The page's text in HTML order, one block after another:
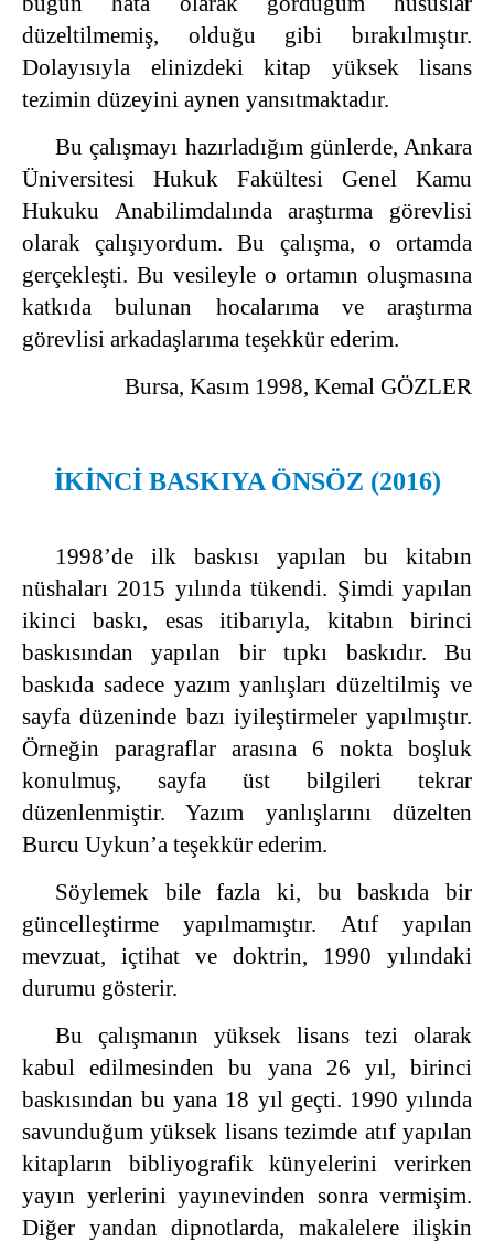
düzeltilmemiş, olduğu gibi bırakılmıştır.
Dolayısıyla elinizdeki kitap yüksek lisans
tezimin düzeyini aynen yansıtmaktadır.
Bu çalışmayı hazırladığım günlerde, Ankara
Üniversitesi Hukuk Fakültesi Genel Kamu
Hukuku Anabilimdalında araştırma görevlisi
olarak çalışıyordum. Bu çalışma, o ortamda
gerçekleşti. Bu vesileyle o ortamın oluşmasına
katkıda bulunan hocalarıma ve araştırma
görevlisi arkadaşlarıma teşekkür ederim.
Bursa, Kasım 1998, Kemal GÖZLER
İKİNCİ BASKIYA ÖNSÖZ (2016)
1998’de ilk baskısı yapılan bu kitabın
nüshaları 2015 yılında tükendi. Şimdi yapılan
ikinci baskı, esas itibarıyla, kitabın birinci
baskısından yapılan bir tıpkı baskıdır. Bu
baskıda sadece yazım yanlışları düzeltilmiş ve
sayfa düzeninde bazı iyileştirmeler yapılmıştır.
Örneğin paragraflar arasına 6 nokta boşluk
konulmuş, sayfa üst bilgileri tekrar
düzenlenmiştir. Yazım yanlışlarını düzelten
Burcu Uykun’a teşekkür ederim.
Söylemek bile fazla ki, bu baskıda bir
güncelleştirme yapılmamıştır. Atıf yapılan
mevzuat, içtihat ve doktrin, 1990 yılındaki
durumu gösterir.
Bu çalışmanın yüksek lisans tezi olarak
kabul edilmesinden bu yana 26 yıl, birinci
baskısından bu yana 18 yıl geçti. 1990 yılında
savunduğum yüksek lisans tezimde atıf yapılan
kitapların bibliyografik künyelerini verirken
yayın yerlerini yayınevinden sonra vermişim.
Diğer yandan dipnotlarda, makalelere ilişkin